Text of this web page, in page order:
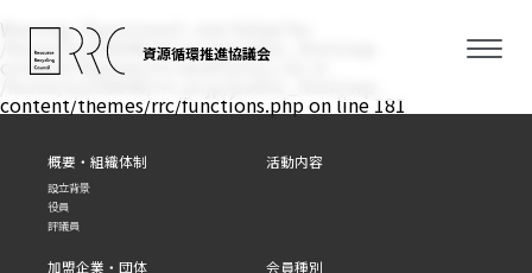
Warning: filemtime(): stat failed for
/home/xs350646/rrc.or.jp/public_html/wp-
content/themes/rrc/assets/css/.css in
content/themes/rrc/functions.phpon line 181
資源循環推進協議会
概要・組織体制
設立背景
役員
評議員
活動内容
加盟企業・団体 会員種別